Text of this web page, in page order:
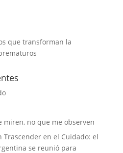
que transforman la
miren, no que me observen
Trascender en el Cuidado: el
se reunió para